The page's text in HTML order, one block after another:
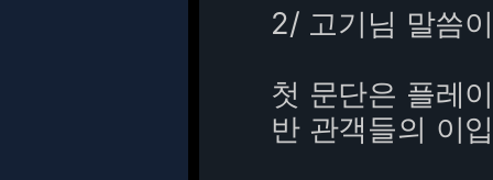
2/ 고기님 말씀
첫 문단은 플레
반 관객들의 이